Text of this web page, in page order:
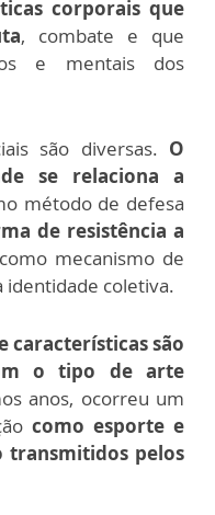
corporais que
, combate e que
e mentais dos
são diversas. O
se relaciona a
método de defesa
de resistência a
mecanismo de
coletiva.
características são
o tipo de arte
anos, ocorreu um
como esporte e
transmitidos pelos